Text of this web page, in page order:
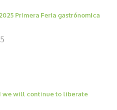
Primera Feria gastrónomica
we will continue to liberate